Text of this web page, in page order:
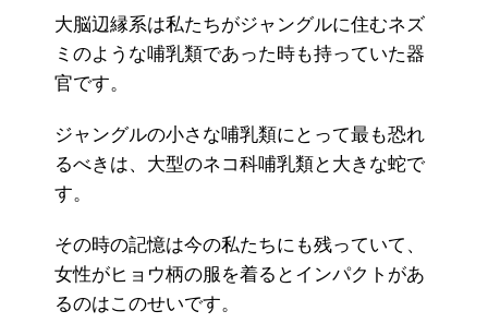
大脳辺縁系は私たちがジャングルに住むネズ
ミのような哺乳類であった時も持っていた器
官です。
ジャングルの小さな哺乳類にとって最も恐れ
るべきは、大型のネコ科哺乳類と大きな蛇で
す。
その時の記憶は今の私たちにも残っていて、
女性がヒョウ柄の服を着るとインパクトがあ
るのはこのせいです。